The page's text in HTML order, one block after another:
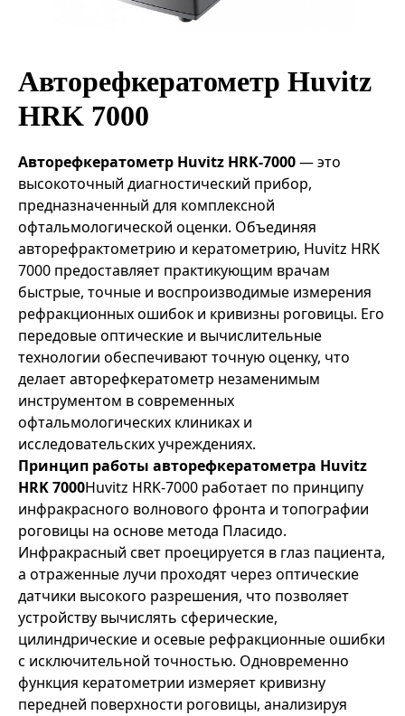
Авторефкератометр Huvitz
HRK 7000
Авторефкератометр Huvitz HRK-7000— это
высокоточный диагностический прибор,
предназначенный для комплексной
офтальмологической оценки. Объединяя
авторефрактометрию и кератометрию, Huvitz HRK
7000 предоставляет практикующим врачам
быстрые, точные и воспроизводимые измерения
рефракционных ошибок и кривизны роговицы. Его
передовые оптические и вычислительные
технологии обеспечивают точную оценку, что
делает авторефкератометр незаменимым
инструментом в современных
офтальмологических клиниках и
исследовательских учреждениях.
Принцип работы авторефкератометра Huvitz
HRK 7000Huvitz HRK-7000 работает по принципу
инфракрасного волнового фронта и топографии
роговицы на основе метода Пласидо.
Инфракрасный свет проецируется в глаз пациента,
а отраженные лучи проходят через оптические
датчики высокого разрешения, что позволяет
устройству вычислять сферические,
цилиндрические и осевые рефракционные ошибки
с исключительной точностью. Одновременно
функция кератометрии измеряет кривизну
передней поверхности роговицы, анализируя